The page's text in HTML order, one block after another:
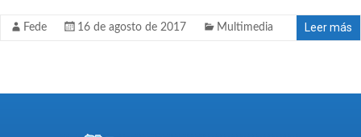
Fede 16 de agosto de 2017 Multimedia Leer más